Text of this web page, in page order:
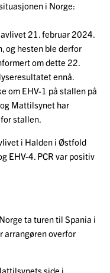
i Norge:
21. februar 2024.
og hesten ble derfor
om dette 22.
ennå.
om EHV-1 på stallen på
Mattilsynet har
stallen.
i Halden i Østfold
EHV-4. PCR var positiv
ta turen til Spania i
arrangøren overfor
side i